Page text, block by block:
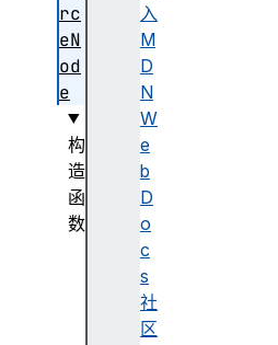
入
M
D
N
W
e
b
D
o
c
s
社
区
rc
eN
od
e
构
造
函
数